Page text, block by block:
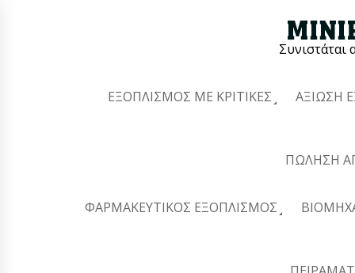
Συνιστάται
ΕΞΟΠΛΙΣΜΌΣ ΜΕ ΚΡΙΤΙΚΈΣ ΑΞΊΩΣΗ
ΠΏΛΗΣΗ
ΦΑΡΜΑΚΕΥΤΙΚΌΣ ΕΞΟΠΛΙΣΜΌΣ